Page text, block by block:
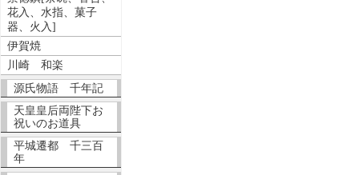
花入、水指、菓子
器、火入]
伊賀焼
川崎 和楽
源氏物語 千年記
天皇皇后両陛下お
祝いのお道具
平城遷都 千三百
年